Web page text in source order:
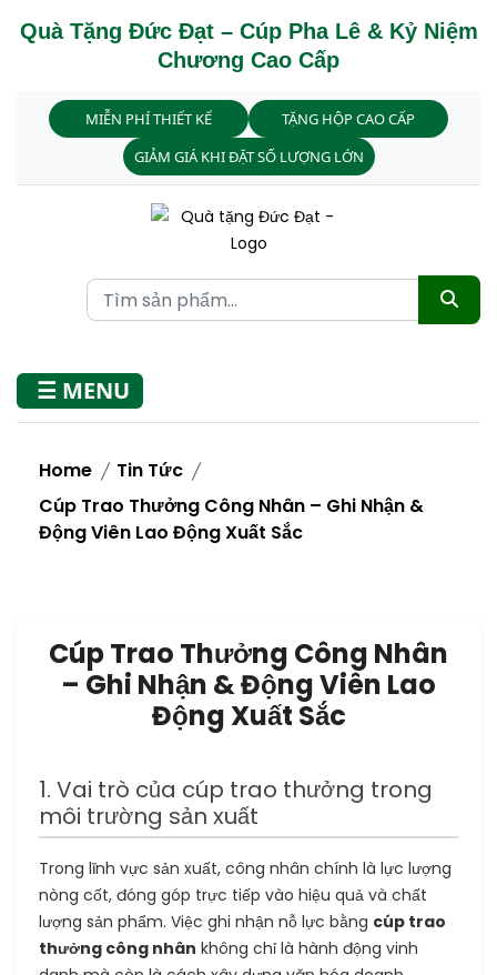
Quà Tặng Đức Đạt – Cúp Pha Lê & Kỷ Niệm
Chương Cao Cấp
MIỄN PHÍ THIẾT KẾ
TẶNG HỘP CAO CẤP
GIẢM GIÁ KHI ĐẶT SỐ LƯỢNG LỚN
☰ MENU
Home
Tin Tức
Cúp Trao Thưởng Công Nhân – Ghi Nhận &
Động Viên Lao Động Xuất Sắc
Cúp Trao Thưởng Công Nhân
– Ghi Nhận & Động Viên Lao
Động Xuất Sắc
1. Vai trò của cúp trao thưởng trong
môi trường sản xuất
Trong lĩnh vực sản xuất, công nhân chính là lực lượng
nòng cốt, đóng góp trực tiếp vào hiệu quả và chất
lượng sản phẩm. Việc ghi nhận nỗ lực bằng cúp trao
thưởng công nhân không chỉ là hành động vinh